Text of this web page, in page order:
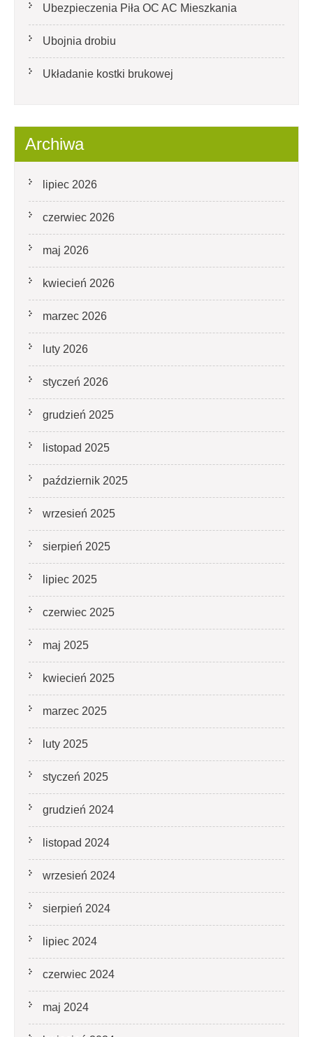
Ubezpieczenia Piła OC AC Mieszkania
Ubojnia drobiu
Układanie kostki brukowej
Archiwa
lipiec 2026
czerwiec 2026
maj 2026
kwiecień 2026
marzec 2026
luty 2026
styczeń 2026
grudzień 2025
listopad 2025
październik 2025
wrzesień 2025
sierpień 2025
lipiec 2025
czerwiec 2025
maj 2025
kwiecień 2025
marzec 2025
luty 2025
styczeń 2025
grudzień 2024
listopad 2024
wrzesień 2024
sierpień 2024
lipiec 2024
czerwiec 2024
maj 2024